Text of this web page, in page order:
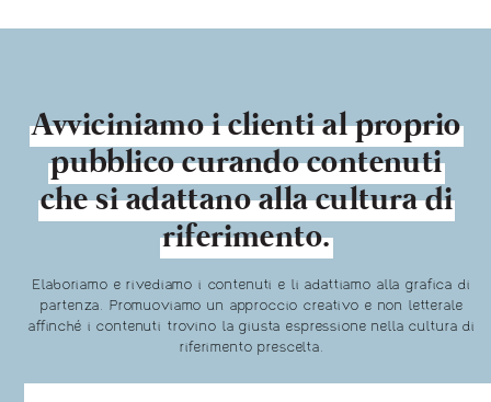
Avviciniamo i clienti al proprio
pubblico curando contenuti
che si adattano alla cultura di
riferimento.
Elaboriamo e rivediamo i contenuti e li adattiamo alla grafica di
partenza. Promuoviamo un approccio creativo e non letterale
affinché i contenuti trovino la giusta espressione nella cultura di
riferimento prescelta.